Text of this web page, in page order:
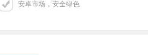
安卓市场，安全绿色